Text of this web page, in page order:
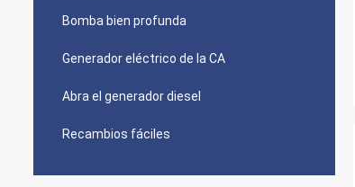
Bomba bien profunda
Generador eléctrico de la CA
Abra el generador diesel
Recambios fáciles